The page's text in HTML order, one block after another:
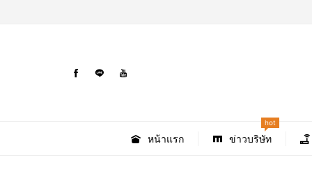
หน้าแรก ข่าวบริษัท
hot